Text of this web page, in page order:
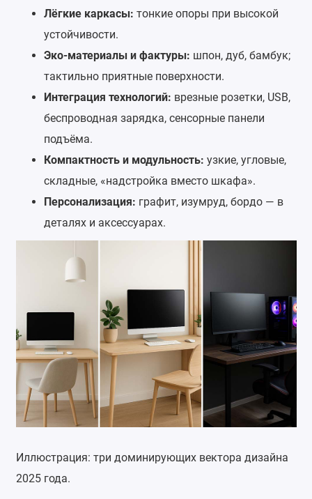
Лёгкие каркасы: тонкие опоры при высокой
устойчивости.
Эко-материалы и фактуры: шпон, дуб, бамбук;
тактильно приятные поверхности.
Интеграция технологий: врезные розетки, USB,
беспроводная зарядка, сенсорные панели
подъёма.
Компактность и модульность: узкие, угловые,
складные, «надстройка вместо шкафа».
Персонализация: графит, изумруд, бордо — в
деталях и аксессуарах.
Иллюстрация: три доминирующих вектора дизайна
2025 года.